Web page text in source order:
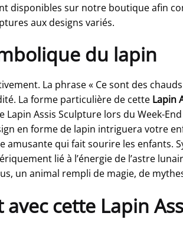
disponibles sur notre boutique afin
aux designs variés.
du lapin
La phrase « Ce sont des
La forme particulière de cette Lapin
Assis Sculpture lors du Week-
en forme de lapin intriguera votre
amusante qui fait sourire les enfants.
lié à l’énergie de l’astre
un animal rempli de magie, de
cette Lapin